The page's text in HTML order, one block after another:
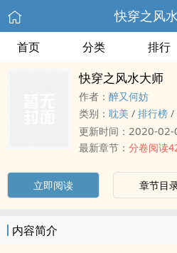
快穿之风
首页 分类 排行
快穿之风水大师
作者： 醉又何妨
类别： 耽美 / 排行榜 /
更新时间： 2020-02-
最新章节： 分卷阅读
立即阅读 章节目
内容简介